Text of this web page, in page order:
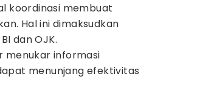
koordinasi membuat
Hal ini dimaksudkan
dan OJK.
menukar informasi
menunjang efektivitas